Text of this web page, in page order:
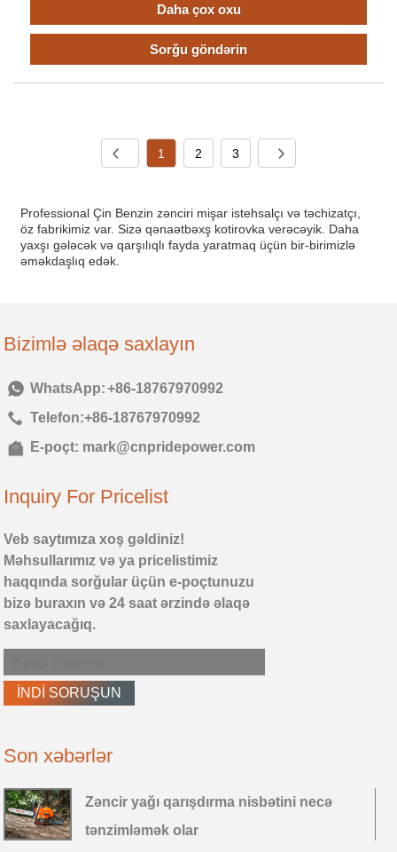
Daha çox oxu
Sorğu göndərin
1 2 3
Professional Çin Benzin zənciri mişar istehsalçı və təchizatçı,
öz fabrikimiz var. Sizə qənaətbəxş kotirovka verəcəyik. Daha
yaxşı gələcək və qarşılıqlı fayda yaratmaq üçün bir-birimizlə
əməkdaşlıq edək.
Bizimlə əlaqə saxlayın
Tel:+86-18767970992
Telefon:+86-18767970992
E-poçt: mark@cnpridepower.com
Inquiry For Pricelist
Veb saytımıza xoş gəldiniz!
Məhsullarımız və ya pricelistimiz
haqqında sorğular üçün e-poçtunuzu
bizə buraxın və 24 saat ərzində əlaqə
saxlayacağıq.
Son xəbərlər
Zəncir yağı qarışdırma nisbətini necə
tənzimləmək olar